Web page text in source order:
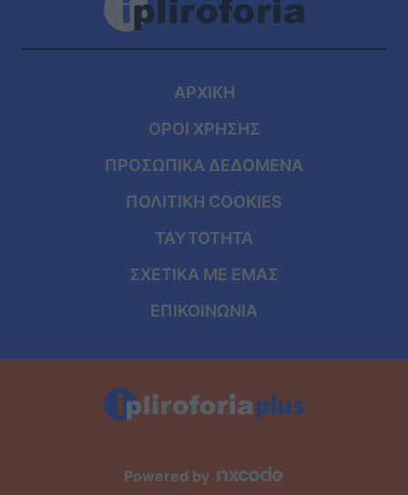
ΑΡΧΙΚΗ
ΟΡΟΙ ΧΡΗΣΗΣ
ΠΡΟΣΩΠΙΚΑ ΔΕΔΟΜΕΝΑ
ΠΟΛΙΤΙΚΗ COOKIES
ΤΑΥΤΟΤΗΤΑ
ΣΧΕΤΙΚΑ ΜΕ ΕΜΑΣ
ΕΠΙΚΟΙΝΩΝΙΑ
Powered by